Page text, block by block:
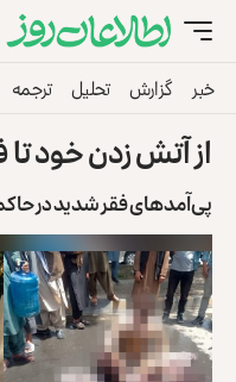
خبر گزارش تحلیل ترجمه
از آتش زدن خود
پی‌آمدهای فقر شدید در